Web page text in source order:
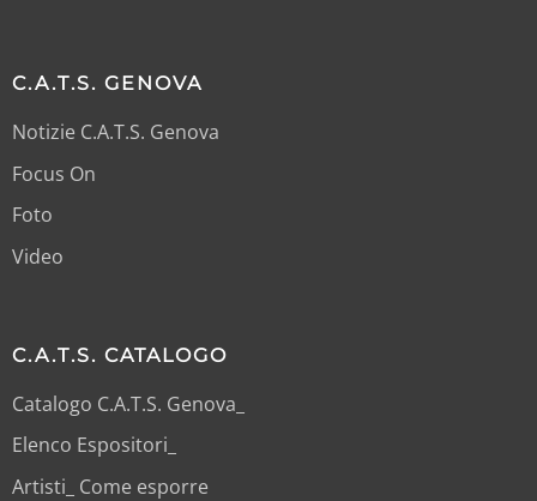
C.A.T.S. GENOVA
Notizie C.A.T.S. Genova
Focus On
Foto
Video
C.A.T.S. CATALOGO
Catalogo C.A.T.S. Genova_
Elenco Espositori_
Artisti_ Come esporre